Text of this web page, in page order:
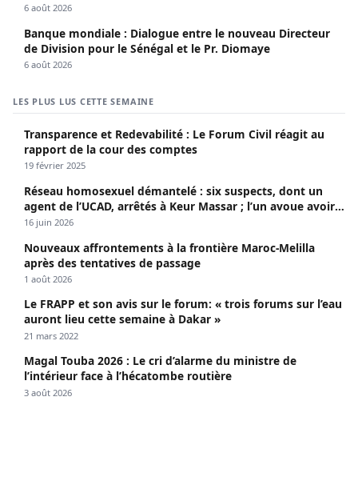
6 août 2026
Banque mondiale : Dialogue entre le nouveau Directeur
de Division pour le Sénégal et le Pr. Diomaye
6 août 2026
LES PLUS LUS CETTE SEMAINE
Transparence et Redevabilité : Le Forum Civil réagit au
rapport de la cour des comptes
19 février 2025
Réseau homosexuel démantelé : six suspects, dont un
agent de l’UCAD, arrêtés à Keur Massar ; l’un avoue avoir
propagé le VIH depuis 2018
16 juin 2026
Nouveaux affrontements à la frontière Maroc-Melilla
après des tentatives de passage
1 août 2026
Le FRAPP et son avis sur le forum: « trois forums sur l’eau
auront lieu cette semaine à Dakar »
21 mars 2022
Magal Touba 2026 : Le cri d’alarme du ministre de
l’intérieur face à l’hécatombe routière
3 août 2026